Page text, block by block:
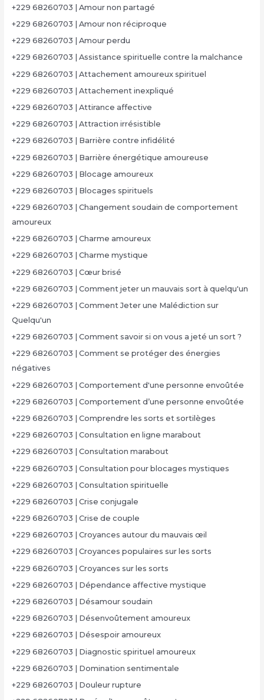
+229 68260703 | Amour non partagé
+229 68260703 | Amour non réciproque
+229 68260703 | Amour perdu
+229 68260703 | Assistance spirituelle contre la malchance
+229 68260703 | Attachement amoureux spirituel
+229 68260703 | Attachement inexpliqué
+229 68260703 | Attirance affective
+229 68260703 | Attraction irrésistible
+229 68260703 | Barrière contre infidélité
+229 68260703 | Barrière énergétique amoureuse
+229 68260703 | Blocage amoureux
+229 68260703 | Blocages spirituels
+229 68260703 | Changement soudain de comportement
amoureux
+229 68260703 | Charme amoureux
+229 68260703 | Charme mystique
+229 68260703 | Cœur brisé
+229 68260703 | Comment jeter un mauvais sort à quelqu'un
+229 68260703 | Comment Jeter une Malédiction sur
Quelqu'un
+229 68260703 | Comment savoir si on vous a jeté un sort ?
+229 68260703 | Comment se protéger des énergies
négatives
+229 68260703 | Comportement d'une personne envoûtée
+229 68260703 | Comportement d’une personne envoûtée
+229 68260703 | Comprendre les sorts et sortilèges
+229 68260703 | Consultation en ligne marabout
+229 68260703 | Consultation marabout
+229 68260703 | Consultation pour blocages mystiques
+229 68260703 | Consultation spirituelle
+229 68260703 | Crise conjugale
+229 68260703 | Crise de couple
+229 68260703 | Croyances autour du mauvais œil
+229 68260703 | Croyances populaires sur les sorts
+229 68260703 | Croyances sur les sorts
+229 68260703 | Dépendance affective mystique
+229 68260703 | Désamour soudain
+229 68260703 | Désenvoûtement amoureux
+229 68260703 | Désespoir amoureux
+229 68260703 | Diagnostic spirituel amoureux
+229 68260703 | Domination sentimentale
+229 68260703 | Douleur rupture